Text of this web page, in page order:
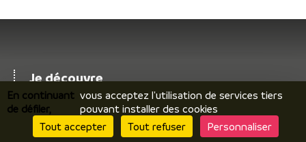
Je découvre
Le territoire
Incontournables / temps forts
Ils vous racontent / expériences
En continuant
de défiler,
vous acceptez l'utilisation de services tiers
pouvant installer des cookies
Tout accepter
Tout refuser Personnaliser